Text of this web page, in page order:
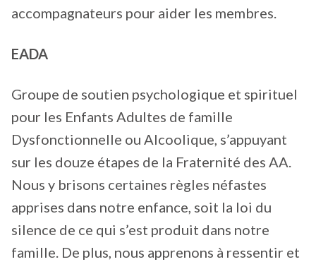
accompagnateurs pour aider les membres.
EADA
Groupe de soutien psychologique et spirituel
pour les Enfants Adultes de famille
Dysfonctionnelle ou Alcoolique, s’appuyant
sur les douze étapes de la Fraternité des AA.
Nous y brisons certaines règles néfastes
apprises dans notre enfance, soit la loi du
silence de ce qui s’est produit dans notre
famille. De plus, nous apprenons à ressentir et